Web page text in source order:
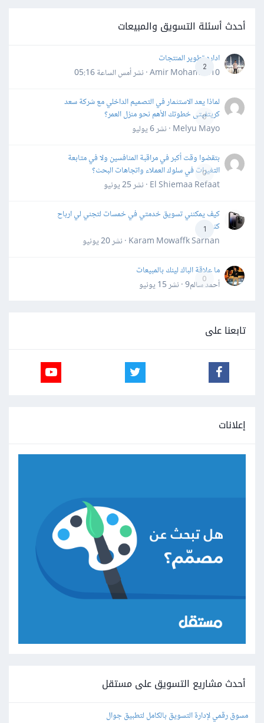
أحدث أسئلة التسويق والمبيعات
2
اداره تطوير المنتجات
Amir Mohamed10 · نشر
أمس الساعة 05:16
0
لماذا يعد الاستثمار في التصميم الداخلي مع شركة سعد
كريتفيتى خطوتك الأهم نحو منزل العمر؟
Melyu Mayo · نشر
6 يوليو
0
بتقضوا وقت أكبر في مراقبة المنافسين ولا في متابعة
التغيرات في سلوك العملاء واتجاهات البحث؟
El Shiemaa Refaat · نشر
25 يونيو
1
كيف يمكنني تسويق خدمتي في خمسات لتجني لي ارباح
كثيرة
Karam Mowaffk Sarhan · نشر
20 يونيو
0
ما علاقة الباك لينك بالمبيعات
أحمد سالم9 · نشر
15 يونيو
تابعنا على
إعلانات
أحدث مشاريع التسويق على مستقل
مسوق رقمي لإدارة التسويق بالكامل لتطبيق جوال